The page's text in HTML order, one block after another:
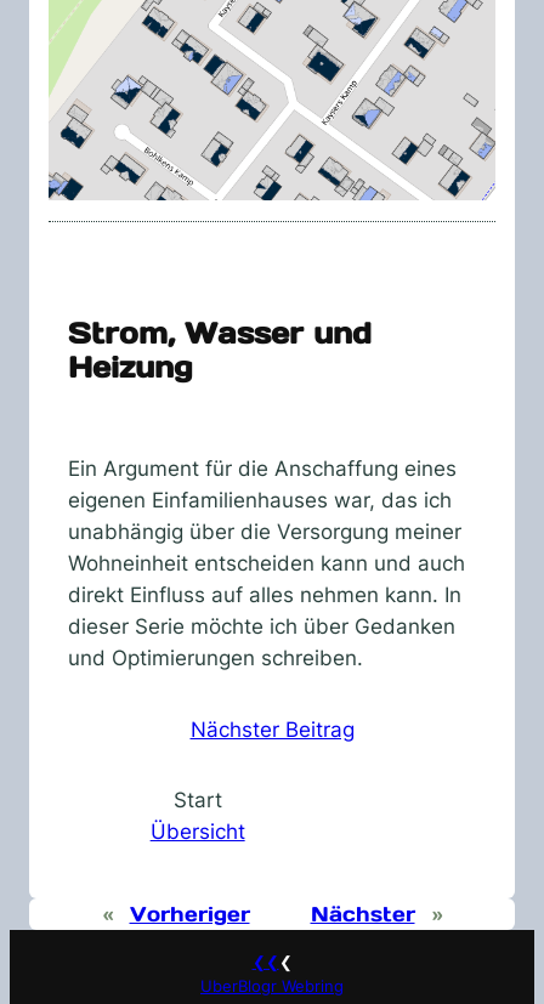
Strom, Wasser und
Heizung
Ein Argument für die Anschaffung eines
eigenen Einfamilienhauses war, das ich
unabhängig über die Versorgung meiner
Wohneinheit entscheiden kann und auch
direkt Einfluss auf alles nehmen kann. In
dieser Serie möchte ich über Gedanken
und Optimierungen schreiben.
Nächster Beitrag
Start
Übersicht
« Vorheriger Nächster »
❮❮ ❮
UberBlogr Webring